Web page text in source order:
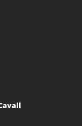
de Xivert